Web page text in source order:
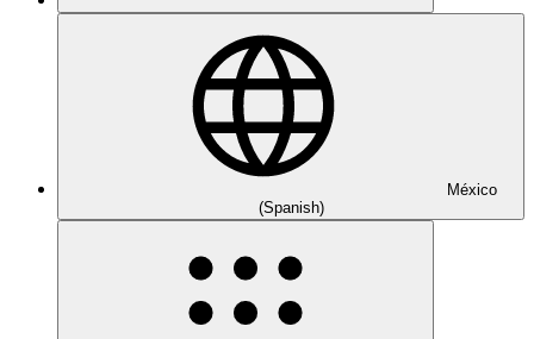
México
(Spanish)